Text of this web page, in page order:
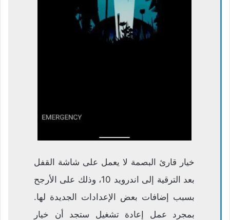
خيار قارئ البصمة لا يعمل على شاشة القفل
بعد الترقية إلى اندرويد 10، وذلك على الأرجح
بسبب إضافات بعض الإعدادات الجديدة لها.
بمجرد عمل إعادة تشغيل ستجد أن خيار